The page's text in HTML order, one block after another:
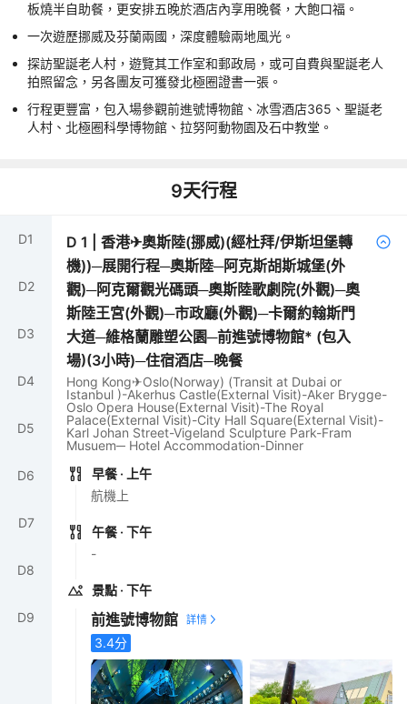
板燒半自助餐，更安排五晚於酒店內享用晚餐，大飽口福。
一次遊歷挪威及芬蘭兩國，深度體驗兩地風光。
探訪聖誕老人村，遊覽其工作室和郵政局，或可自費與聖誕老人
拍照留念，另各團友可獲發北極圈證書一張。
行程更豐富，包入場參觀前進號博物館、冰雪酒店365、聖誕老
人村、北極圈科學博物館、拉努阿動物園及石中教堂。
9天行程
D1
D2
D3
D4
D5
D6
D7
D8
D9
D1 |香港✈奧斯陸(挪威)(經杜拜/伊斯坦堡轉
機))─展開行程─奧斯陸─阿克斯胡斯城堡(外
觀)─阿克爾觀光碼頭─奧斯陸歌劇院(外觀)─奧
斯陸王宮(外觀)─市政廳(外觀)─卡爾約翰斯門
大道─維格蘭雕塑公園─前進號博物館* (包入
場)(3小時)─住宿酒店─晚餐
Hong Kong✈Oslo(Norway) (Transit at Dubai or
Istanbul )-Akerhus Castle(External Visit)-Aker Brygge-
Oslo Opera House(External Visit)-The Royal
Palace(External Visit)-City Hall Square(External Visit)-
Karl Johan Street-Vigeland Sculpture Park-Fram
Musuem─ Hotel Accommodation-Dinner
早餐 · 上午
航機上
午餐 · 下午
-
景點 · 下午
前進號博物館
3.4分